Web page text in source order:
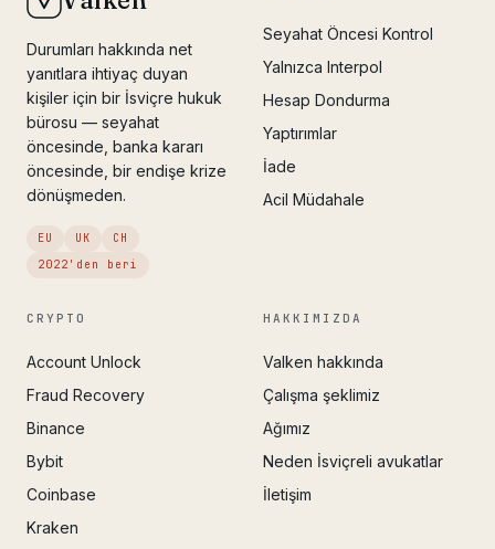
Durumları hakkında net
yanıtlara ihtiyaç duyan
kişiler için bir İsviçre hukuk
bürosu — seyahat
öncesinde, banka kararı
öncesinde, bir endişe krize
dönüşmeden.
EU UK
CH
2022'den beri
Seyahat Öncesi Kontrol
Yalnızca Interpol
Hesap Dondurma
Yaptırımlar
İade
Acil Müdahale
CRYPTO
Account Unlock
Fraud Recovery
Binance
Bybit
Coinbase
Kraken
HAKKIMIZDA
Valken hakkında
Çalışma şeklimiz
Ağımız
Neden İsviçreli avukatlar
İletişim